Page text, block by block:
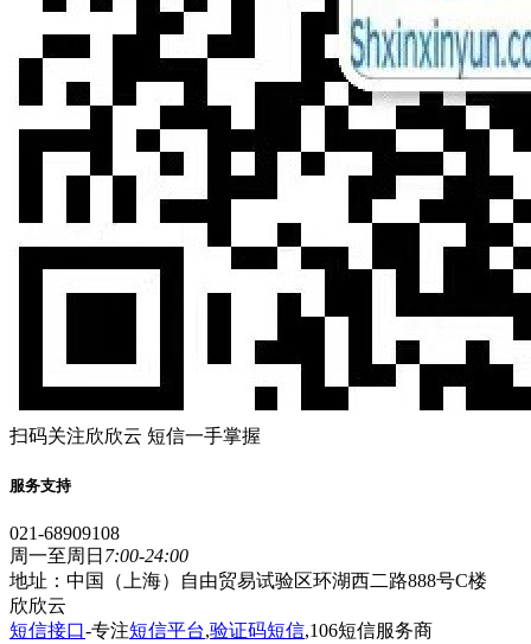
扫码关注欣欣云 短信一手掌握
服务支持
021-68909108
周一至周日 7:00-24:00
地址：中国（上海）自由贸易试验区环湖西二路888号C楼
欣欣云
短信接口-专注短信平台,验证码短信,106短信服务商